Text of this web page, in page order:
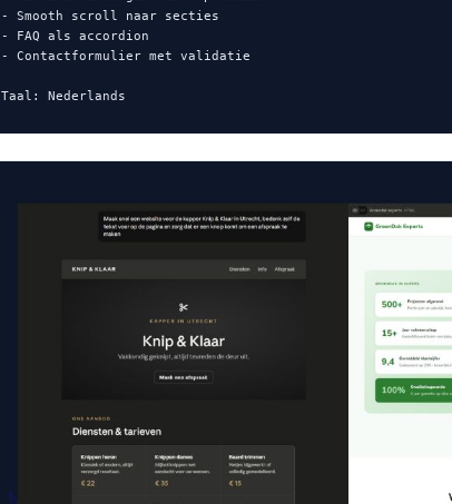
- Smooth scroll naar secties
- FAQ als accordion
- Contactformulier met validatie
Taal: Nederlands